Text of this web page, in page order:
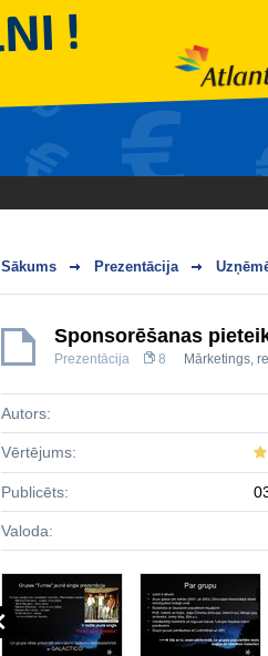
Sākums Prezentācija
Sponsorēšanas
Prezentācija 8 Mārketings,
Autors:
Vērtējums:
Publicēts:
Valoda: